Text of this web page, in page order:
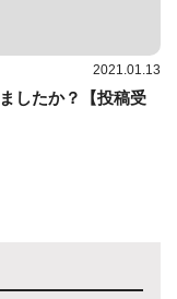
2021.01.13
したか？【投稿受